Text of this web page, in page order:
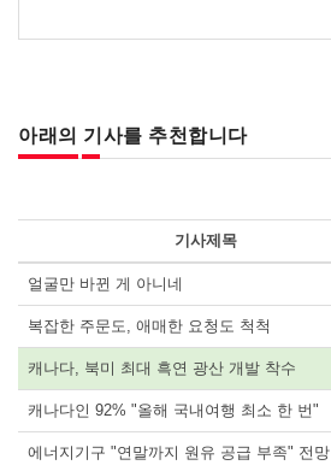
아래의 기사를 추천합니다
기사제목
얼굴만 바뀐 게 아니네
복잡한 주문도, 애매한 요청도 척척
캐나다, 북미 최대 흑연 광산 개발 착수
캐나다인 92% "올해 국내여행 최소 한 번"
에너지기구 "연말까지 원유 공급 부족" 전망